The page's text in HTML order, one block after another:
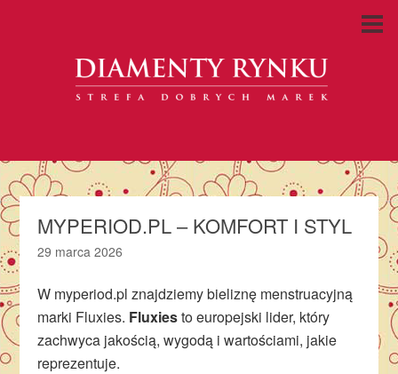
MYPERIOD.PL – KOMFORT I STYL
29 marca 2026
W myperiod.pl znajdziemy bieliznę menstruacyjną
marki Fluxies. Fluxiesto europejski lider, który
zachwyca jakością, wygodą i wartościami, jakie
reprezentuje.